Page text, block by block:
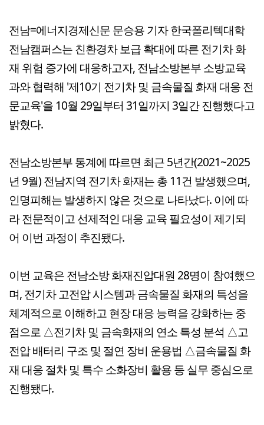
전남=에너지경제신문 문승용 기자 한국폴리텍대학
전남캠퍼스는 친환경차 보급 확대에 따른 전기차 화
재 위험 증가에 대응하고자, 전남소방본부 소방교육
과와 협력해 '제10기 전기차 및 금속물질 화재 대응 전
문교육'을 10월 29일부터 31일까지 3일간 진행했다고
밝혔다.
전남소방본부 통계에 따르면 최근 5년간(2021~2025
년 9월) 전남지역 전기차 화재는 총 11건 발생했으며,
인명피해는 발생하지 않은 것으로 나타났다. 이에 따
라 전문적이고 선제적인 대응 교육 필요성이 제기되
어 이번 과정이 추진됐다.
이번 교육은 전남소방 화재진압대원 28명이 참여했으
며, 전기차 고전압 시스템과 금속물질 화재의 특성을
체계적으로 이해하고 현장 대응 능력을 강화하는 중
점으로 △전기차 및 금속화재의 연소 특성 분석 △고
전압 배터리 구조 및 절연 장비 운용법 △금속물질 화
재 대응 절차 및 특수 소화장비 활용 등 실무 중심으로
진행됐다.